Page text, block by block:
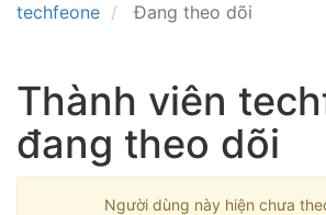
techfeone Đang theo dõi
Thành viên
đang theo dõi
Người dùng này hiện chưa